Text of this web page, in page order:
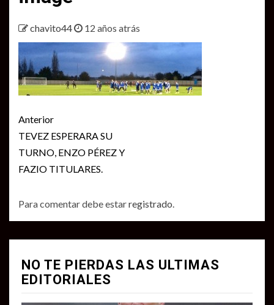
chavito44 12 años atrás
Seguir
leyendo
Anterior
TEVEZ ESPERARA SU
TURNO, ENZO PÉREZ Y
FAZIO TITULARES.
Para comentar debe estarregistrado.
NO TE PIERDAS LAS ULTIMAS
EDITORIALES